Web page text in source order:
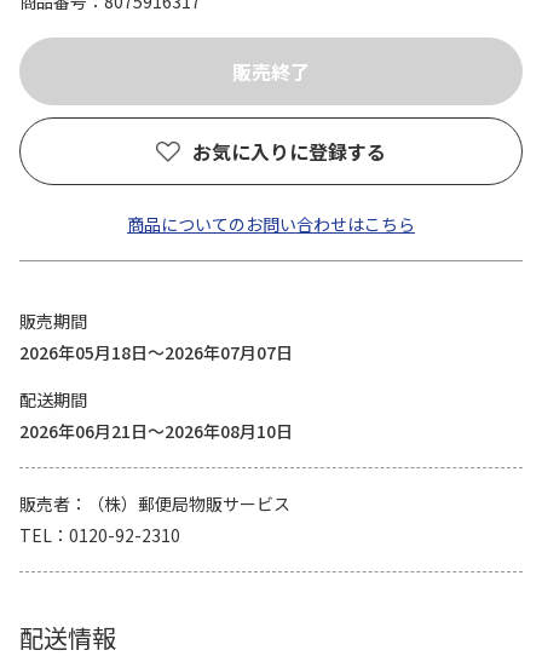
お気に入りに登録する
商品についてのお問い合わせはこちら
販売期間
2026年05月18日～2026年07月07日
配送期間
2026年06月21日～2026年08月10日
販売者
（株）郵便局物販サービス
TEL
0120-92-2310
配送情報